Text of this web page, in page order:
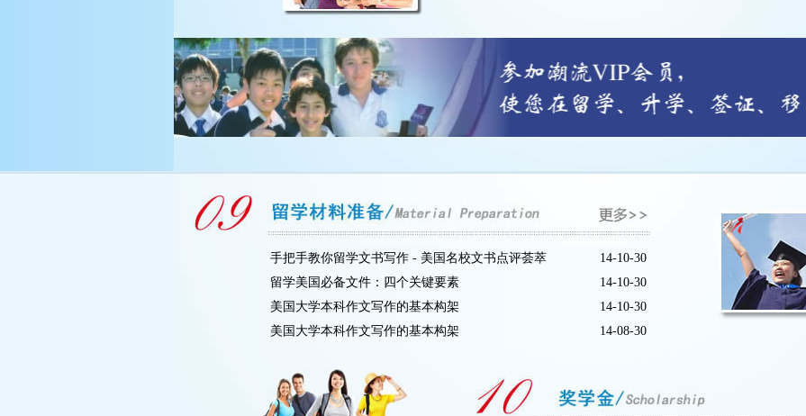
14-10-30
手把手教你留学文书写作 - 美国名校文书点评荟萃
14-10-30
留学美国必备文件：四个关键要素
14-10-30
美国大学本科作文写作的基本构架
14-08-30
美国大学本科作文写作的基本构架